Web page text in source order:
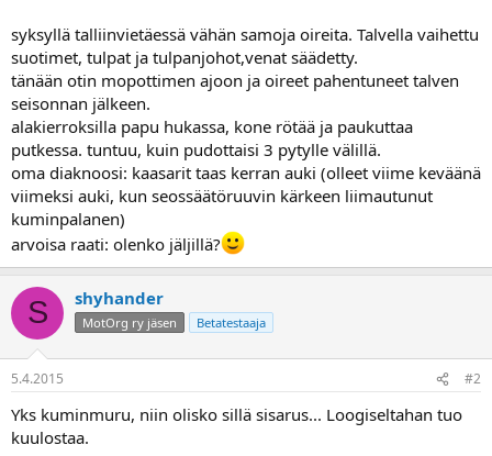
a
l
o
i
t
t
a
j
a
ä
syksyllä talliinvietäessä vähän samoja oireita. Talvella vaihettu
suotimet, tulpat ja tulpanjohot,venat säädetty.
tänään otin mopottimen ajoon ja oireet pahentuneet talven
seisonnan jälkeen.
alakierroksilla papu hukassa, kone rötää ja paukuttaa
putkessa. tuntuu, kuin pudottaisi 3 pytylle välillä.
oma diaknoosi: kaasarit taas kerran auki (olleet viime keväänä
viimeksi auki, kun seossäätöruuvin kärkeen liimautunut
kuminpalanen)
arvoisa raati: olenko jäljillä?
S shyhander
MotOrg ry jäsen Betatestaaja
5.4.2015 #2
Yks kuminmuru, niin olisko sillä sisarus... Loogiseltahan tuo
kuulostaa.